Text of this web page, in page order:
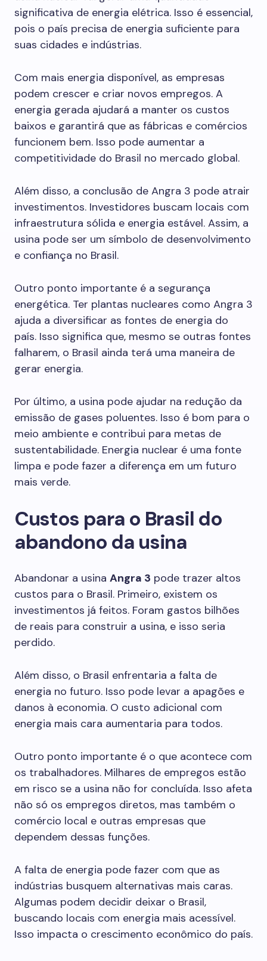
significativa de energia elétrica. Isso é essencial,
pois o país precisa de energia suficiente para
suas cidades e indústrias.
Com mais energia disponível, as empresas
podem crescer e criar novos empregos. A
energia gerada ajudará a manter os custos
baixos e garantirá que as fábricas e comércios
funcionem bem. Isso pode aumentar a
competitividade do Brasil no mercado global.
Além disso, a conclusão de Angra 3 pode atrair
investimentos. Investidores buscam locais com
infraestrutura sólida e energia estável. Assim, a
usina pode ser um símbolo de desenvolvimento
e confiança no Brasil.
Outro ponto importante é a segurança
energética. Ter plantas nucleares como Angra 3
ajuda a diversificar as fontes de energia do
país. Isso significa que, mesmo se outras fontes
falharem, o Brasil ainda terá uma maneira de
gerar energia.
Por último, a usina pode ajudar na redução da
emissão de gases poluentes. Isso é bom para o
meio ambiente e contribui para metas de
sustentabilidade. Energia nuclear é uma fonte
limpa e pode fazer a diferença em um futuro
mais verde.
Custos para o Brasil do
abandono da usina
Abandonar a usina Angra 3 pode trazer altos
custos para o Brasil. Primeiro, existem os
investimentos já feitos. Foram gastos bilhões
de reais para construir a usina, e isso seria
perdido.
Além disso, o Brasil enfrentaria a falta de
energia no futuro. Isso pode levar a apagões e
danos à economia. O custo adicional com
energia mais cara aumentaria para todos.
Outro ponto importante é o que acontece com
os trabalhadores. Milhares de empregos estão
em risco se a usina não for concluída. Isso afeta
não só os empregos diretos, mas também o
comércio local e outras empresas que
dependem dessas funções.
A falta de energia pode fazer com que as
indústrias busquem alternativas mais caras.
Algumas podem decidir deixar o Brasil,
buscando locais com energia mais acessível.
Isso impacta o crescimento econômico do país.